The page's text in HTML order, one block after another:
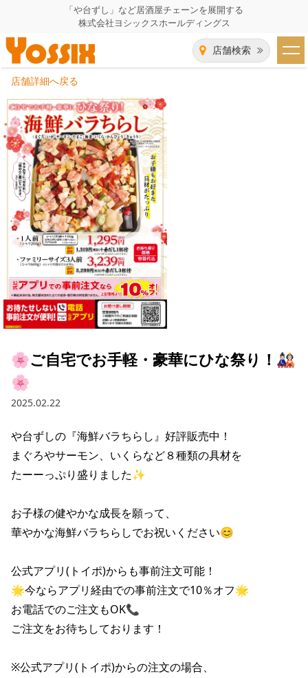
「や台ずし」など居酒屋チェーンを展開する
株式会社ヨシックスホールディングス
店舗検索
HOME
企業情報
企業情報トップ
代表者あいさつ
グループ会社
会社概要
沿革
経営陣
組織図
事業一覧
飲食事業紹介
飲食事業紹介トップ
や台ずし
ニパチ
これや
焼とりてっぱん
せんと
海老どて食堂
IR（株主・投資家）情報
IR情報トップ
会長メッセージ
コーポレートガバナンス
財務情報
業績推移
財政状況
株式情報
IRライブラリ
決算短信
有価証券報告書等法定開示資料
株主通信
株主総会関連資料
適時開示資料
株価情報
電子公告
FAQ
採用情報
採用情報トップ
店舗物件・店舗施工管理業者の募集
お問い合わせ
ご意見・アンケート（ご来店の方）
プライバシーポリシー
リンク集
サイトマップ
店舗詳細へ戻る
🌸ご自宅でお手軽・豪華にひな祭り！🎎
🌸
2025.02.22
や台ずしの『海鮮バラちらし』好評販売中！
まぐろやサーモン、いくらなど８種類の具材を
たーーっぷり盛りました✨
お子様の健やかな成長を願って、
華やかな海鮮バラちらしでお祝いください😊
公式アプリ(トイポ)からも事前注文可能！
🌟今ならアプリ経由での事前注文で10％オフ🌟
お電話でのご注文もOK📞
ご注文をお待ちしております！
※公式アプリ(トイポ)からの注文の場合、